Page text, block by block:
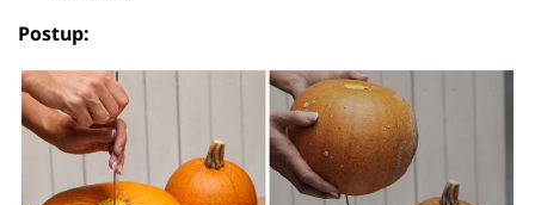
Postup: